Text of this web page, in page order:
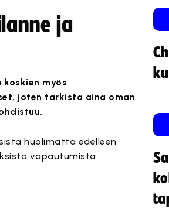
ja
myös
joten tarkista aina oman
huolimatta edelleen
vapautumista